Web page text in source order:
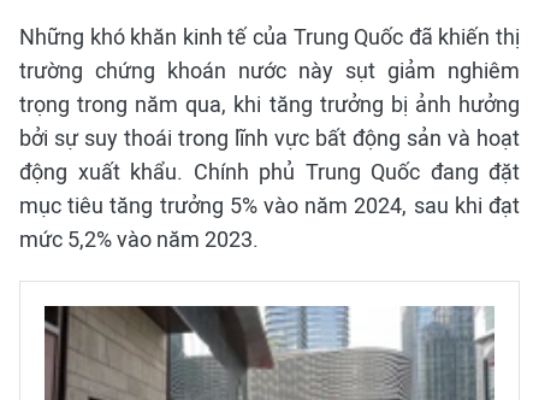
Những khó khăn kinh tế của Trung Quốc đã khiến thị
trường chứng khoán nước này sụt giảm nghiêm
trọng trong năm qua, khi tăng trưởng bị ảnh hưởng
bởi sự suy thoái trong lĩnh vực bất động sản và hoạt
động xuất khẩu. Chính phủ Trung Quốc đang đặt
mục tiêu tăng trưởng 5% vào năm 2024, sau khi đạt
mức 5,2% vào năm 2023.